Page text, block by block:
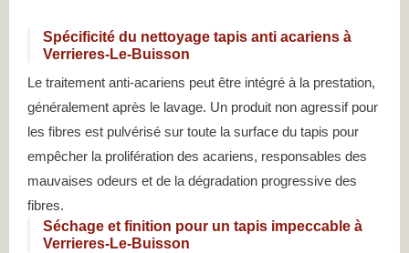
Spécificité du nettoyage tapis anti acariens à
Verrieres-Le-Buisson
Le traitement anti-acariens peut être intégré à la prestation,
généralement après le lavage. Un produit non agressif pour
les fibres est pulvérisé sur toute la surface du tapis pour
empêcher la prolifération des acariens, responsables des
mauvaises odeurs et de la dégradation progressive des
fibres.
Séchage et finition pour un tapis impeccable à
Verrieres-Le-Buisson